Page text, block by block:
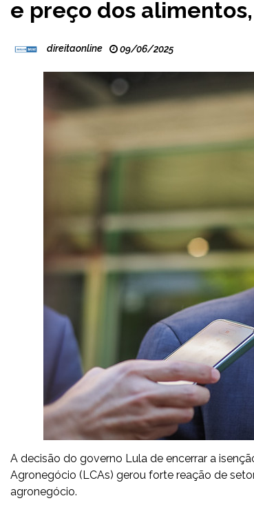
e preço dos
direitaonline 09/06/2025
A decisão do governo Lula de encerrar a
Agronegócio (LCAs) gerou forte reação de
agronegócio.